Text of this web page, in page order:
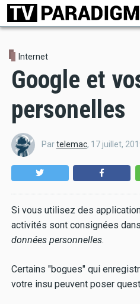
Aller
contenu
Internet
Google et
personelles
Partelemac, 17 juillet,
Si vous utilisez des
activités sont consignées
données personnelles.
Certains "bogues" qui
votre insu peuvent poser